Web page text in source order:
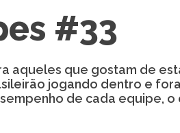
#33
aqueles que gostam de
jogando dentro e
de cada equipe, o